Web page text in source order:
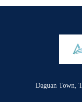
Daguan Town,